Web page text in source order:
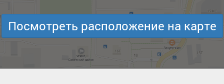
Посмотреть расположение на карте